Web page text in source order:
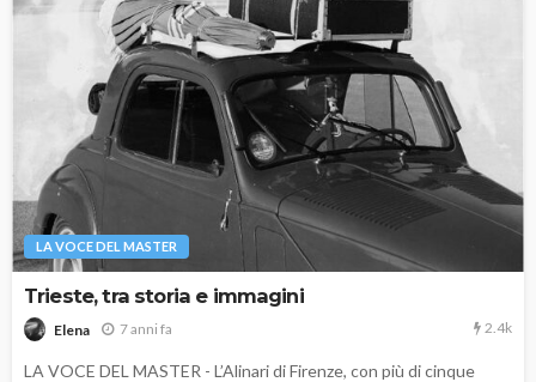
LA VOCE DEL MASTER
Trieste, tra storia e immagini
Elena 7 anni fa 2.4k
LA VOCE DEL MASTER - L’Alinari di Firenze, con più di cinque